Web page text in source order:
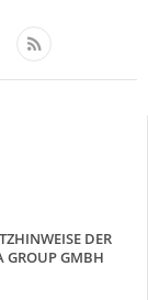
Feed
DER
GROUP GMBH